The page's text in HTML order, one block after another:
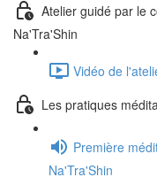
Atelier guidé par le
Na'Tra'Shin
Vidéo de
Les pratiques
Première
Na'Tra'Shin